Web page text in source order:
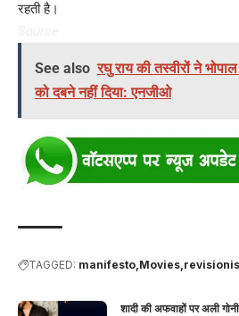
रहती है।
See also रघु राय की तस्वीरों ने
को दबने नहीं दिया: एनजीओ
TAGGED: manifesto Movies
शादी की अफवाहों पर अली